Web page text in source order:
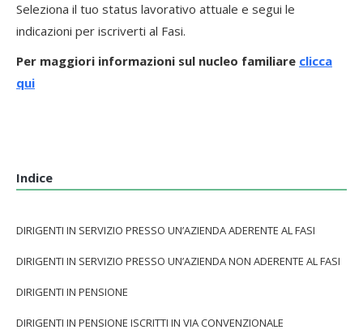
Seleziona il tuo status lavorativo attuale e segui le
indicazioni per iscriverti al Fasi.
Per maggiori informazioni sul nucleo familiare clicca
qui
Indice
DIRIGENTI IN SERVIZIO PRESSO UN’AZIENDA ADERENTE AL FASI
DIRIGENTI IN SERVIZIO PRESSO UN’AZIENDA NON ADERENTE AL FASI
DIRIGENTI IN PENSIONE
DIRIGENTI IN PENSIONE ISCRITTI IN VIA CONVENZIONALE